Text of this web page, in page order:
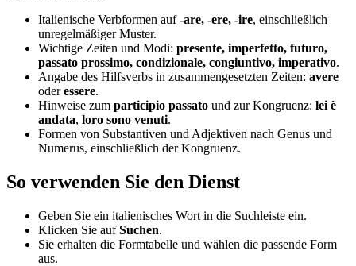
Italienische Verbformen auf-are, -ere, -ire, einschließlich
unregelmäßiger Muster.
Wichtige Zeiten und Modi: presente, imperfetto, futuro,
passato prossimo, condizionale, congiuntivo, imperativo.
Angabe des Hilfsverbs in zusammengesetzten Zeiten: avere
oderessere.
Hinweise zum participio passato und zur Kongruenz: lei è
andata, loro sono venuti.
Formen von Substantiven und Adjektiven nach Genus und
Numerus, einschließlich der Kongruenz.
So verwenden Sie den Dienst
Geben Sie ein italienisches Wort in die Suchleiste ein.
Klicken Sie aufSuchen.
Sie erhalten die Formtabelle und wählen die passende Form
aus.